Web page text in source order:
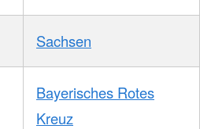
Sachsen
Bayerisches Rotes
Kreuz